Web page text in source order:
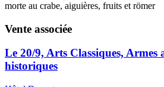
morte au crabe, aiguières, fruits et römer
Vente associée
Le 20/9, Arts Classiques, Armes
historiques